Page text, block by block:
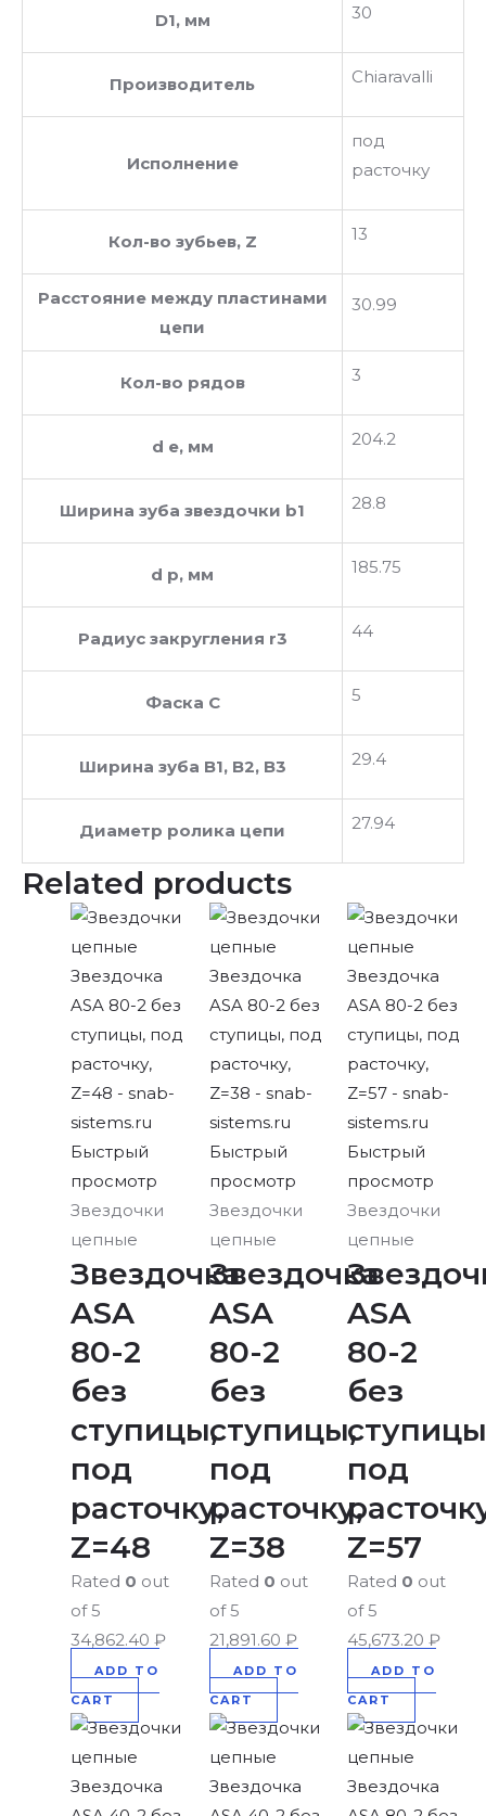
D1, мм 30
Производитель Chiaravalli
Исполнение
под
расточку
Кол-во зубьев, Z 13
Расстояние между пластинами
цепи
30.99
Кол-во рядов 3
d e, мм 204.2
Ширина зуба звездочки b1 28.8
d p, мм 185.75
Радиус закругления r3 44
Фаска C 5
Ширина зуба В1, В2, В3 29.4
Диаметр ролика цепи 27.94
Related products
Быстрый
просмотр
Звездочки
цепные
Звездочка
ASA
80-2
без
ступицы,
под
расточку,
Z=48
Rated 0 out
of 5
34,862.40 ₽
ADD TO
CART
Быстрый
просмотр
Звездочки
цепные
Звездочка
ASA
80-2
без
ступицы,
под
расточку,
Z=38
Rated 0 out
of 5
21,891.60 ₽
ADD TO
CART
Быстрый
просмотр
Звездочки
цепные
ASA
80-2
без
под
Z=57
Rated 0 out
of 5
45,673.20₽
ADD TO
CART